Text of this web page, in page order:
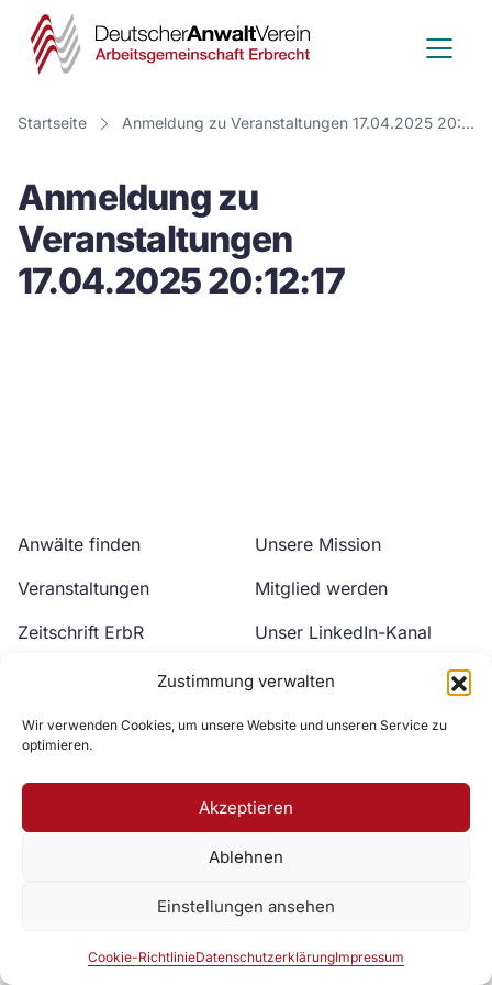
Zustimmung verwalten
Wir verwenden Cookies, um unsere Website und unseren Service zu
optimieren.
Akzeptieren
Ablehnen
Einstellungen ansehen
Cookie-RichtlinieDatenschutzerklärungImpressum
Deutscher
Anwalt
Verein
Startseite Anmeldung zu Veranstaltungen 17.04.2025 20:12:17
Anmeldung zu
Veranstaltungen
17.04.2025 20:12:17
Anwälte finden
Veranstaltungen
Zeitschrift ErbR
Unsere Mission
Mitglied werden
Unser LinkedIn-Kanal
Unser YouTube-Kanal
Zur DAV Webseite